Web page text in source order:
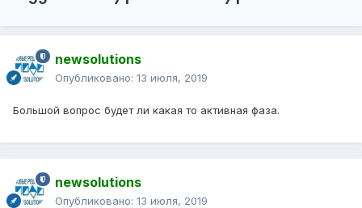
newsolutions
Опубликовано: 13 июля, 2019
Большой вопрос будет ли какая то активная фаза.
newsolutions
Опубликовано: 13 июля, 2019